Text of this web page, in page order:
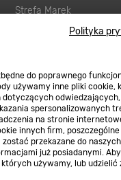
Polityka
do poprawnego
używamy inne pliki cookie,
odwiedzających,
spersonalizowanych
na stronie
innych firm, poszczególne
przekazane do naszych
już posiadanymi.
używamy, lub udzielić
Strefa Marek
zgodności towaru z
Program Brico PRO
Regulaminy
Regulaminy